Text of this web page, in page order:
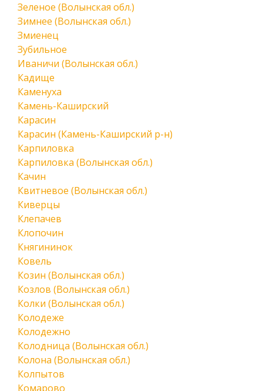
Зеленое (Волынская обл.)
Зимнее (Волынская обл.)
Змиенец
Зубильное
Иваничи (Волынская обл.)
Кадище
Каменуха
Камень-Каширский
Карасин
Карасин (Камень-Каширский р-н)
Карпиловка
Карпиловка (Волынская обл.)
Качин
Квитневое (Волынская обл.)
Киверцы
Клепачев
Клопочин
Княгининок
Ковель
Козин (Волынская обл.)
Козлов (Волынская обл.)
Колки (Волынская обл.)
Колодеже
Колодежно
Колодница (Волынская обл.)
Колона (Волынская обл.)
Колпытов
Комарово